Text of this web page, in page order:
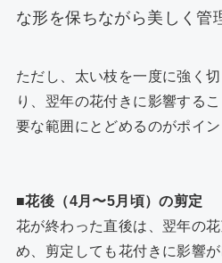
な形を保ちながら美しく管
ただし、太い枝を一度に強く
り、翌年の花付きに影響する
要な範囲にとどめるのがポイン
■花後（4月〜5月頃）の剪定
花が終わった直後は、翌年の
め、剪定しても花付きに影響が